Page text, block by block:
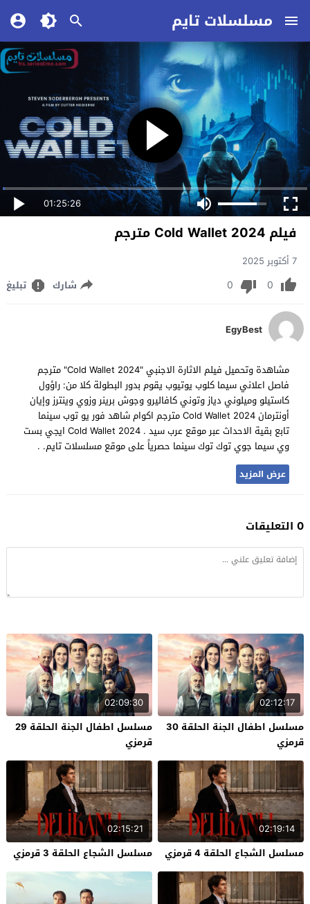
مسلسلات تايم
01:25:26
فيلم Cold Wallet 2024 مترجم
7 أكتوبر 2025
0
0 شارك تبليغ
EgyBest
مشاهدة وتحميل فيلم الاثارة الاجنبي "Cold Wallet 2024" مترجم
فاصل اعلاني سيما كلوب يوتيوب يقوم بدور البطولة كلا من: راؤول
كاستيلو وميلوني دياز وتوني كافاليرو وجوش برينر وزوي وينترز وإيان
أونترمان Cold Wallet 2024 مترجم اكوام شاهد فور يو توب سينما
تابع بقية الاحداث عبر موقع عرب سيد . Cold Wallet 2024 ايجي بست
وي سيما جوي توك توك سينما حصرياً على موقع مسلسلات تايم. .
عرض المزيد
0 التعليقات
02:12:17
مسلسل اطفال الجنة الحلقة 30
قرمزي
02:09:30
مسلسل اطفال الجنة الحلقة 29
قرمزي
02:19:14
مسلسل الشجاع الحلقة 4 قرمزي
02:15:21
مسلسل الشجاع الحلقة 3 قرمزي